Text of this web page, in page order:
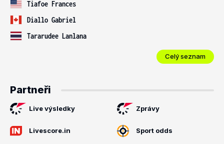
Tiafoe Frances
Diallo Gabriel
Tararudee Lanlana
Celý seznam
Partneři
Live výsledky Zprávy
Livescore.in Sport odds